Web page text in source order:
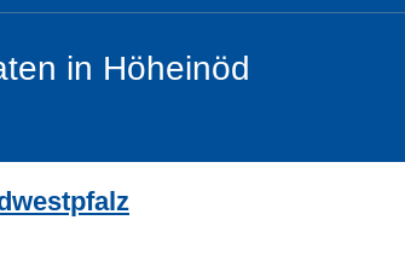
in Höheinöd